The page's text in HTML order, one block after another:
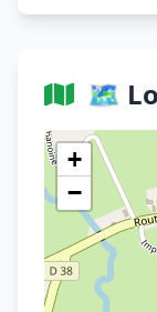
🗺️
+
−